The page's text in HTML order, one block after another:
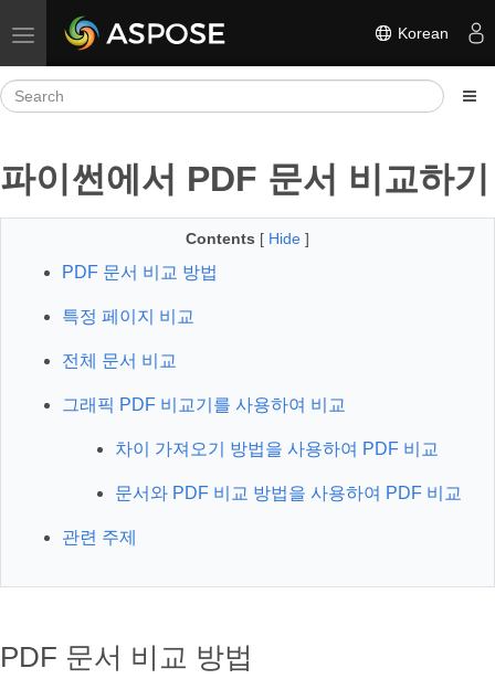
Toggle navigation Korean
파이썬에서 PDF 문서 비교하기
Contents [ Hide ]
PDF 문서 비교 방법
특정 페이지 비교
전체 문서 비교
그래픽 PDF 비교기를 사용하여 비교
차이 가져오기 방법을 사용하여 PDF 비교
문서와 PDF 비교 방법을 사용하여 PDF 비교
관련 주제
PDF 문서 비교 방법